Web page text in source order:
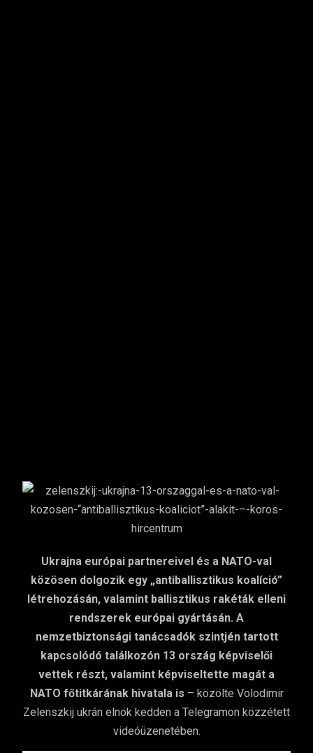
Ukrajna európai partnereivel és a NATO-val
közösen dolgozik egy „antiballisztikus koalíció”
létrehozásán, valamint ballisztikus rakéták elleni
rendszerek európai gyártásán. A
nemzetbiztonsági tanácsadók szintjén tartott
kapcsolódó találkozón 13 ország képviselői
vettek részt, valamint képviseltette magát a
NATO főtitkárának hivatala is – közölte Volodimir
Zelenszkij ukrán elnök kedden a Telegramon közzétett
videóüzenetében.